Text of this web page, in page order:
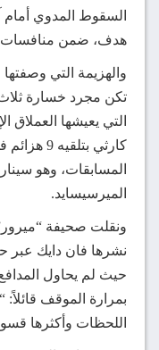
السقوط المدوي أمام
هدف، ضمن منافسات
والهزيمة التي وصفتها
تكن مجرد خسارة
التي يعيشها
المسابقات، وهو
الميرسيسايد.
ونقلت صحيفة “ميرور”
نشرها فان دايك عبر
حيث لم يحاول
بمرارة الموقف
اللحظات وأكثرها